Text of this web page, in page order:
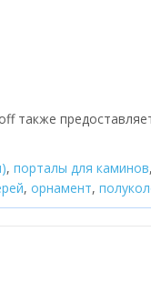
также
, порталы для каминов,
, орнамент,